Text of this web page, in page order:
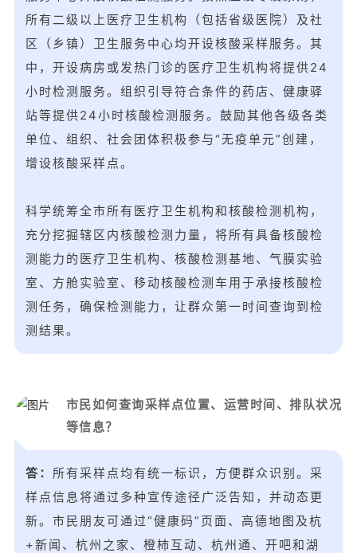
所有二级以上医疗卫生机构（包括省级医院）及社
区（乡镇）卫生服务中心均开设核酸采样服务。其
中，开设病房或发热门诊的医疗卫生机构将提供24
小时检测服务。组织引导符合条件的药店、健康驿
站等提供24小时核酸检测服务。鼓励其他各级各类
单位、组织、社会团体积极参与“无疫单元”创建，
增设核酸采样点。
科学统筹全市所有医疗卫生机构和核酸检测机构，
充分挖掘辖区内核酸检测力量，将所有具备核酸检
测能力的医疗卫生机构、核酸检测基地、气膜实验
室、方舱实验室、移动核酸检测车用于承接核酸检
测任务，确保检测能力，让群众第一时间查询到检
测结果。
市民如何查询采样点位置、运营时间、排队状况
等信息？
答： 所有采样点均有统一标识，方便群众识别。采
样点信息将通过多种宣传途径广泛告知，并动态更
新。市民朋友可通过“健康码”页面、高德地图及杭
+新闻、杭州之家、橙杮互动、杭州通、开吧和湖